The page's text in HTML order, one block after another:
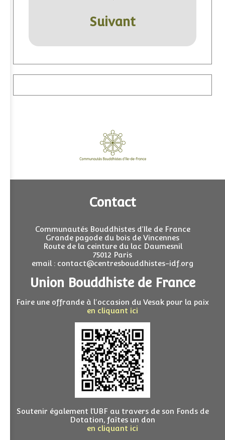
Suivant
Contact
Communautés Bouddhistes d’Ile de France
Grande pagode du bois de Vincennes
Route de la ceinture du lac Daumesnil
75012 Paris
email : contact@centresbouddhistes-idf.org
Union Bouddhiste de France
Faire une offrande à l'occasion du Vesak pour la paix
en cliquant ici
Soutenir également l’UBF au travers de son Fonds de
Dotation, faîtes un don
en cliquant ici